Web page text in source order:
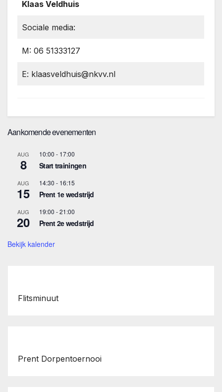
Klaas Veldhuis
Sociale media:
M: 06 51333127
E: klaasveldhuis@nkvv.nl
Aankomende evenementen
AUG
8
10:00 - 17:00
Start trainingen
AUG
15
14:30 - 16:15
Prent 1e wedstrijd
AUG
20
19:00 -21:00
Prent 2e wedstrijd
Bekijk kalender
Flitsminuut
Prent Dorpentoernooi